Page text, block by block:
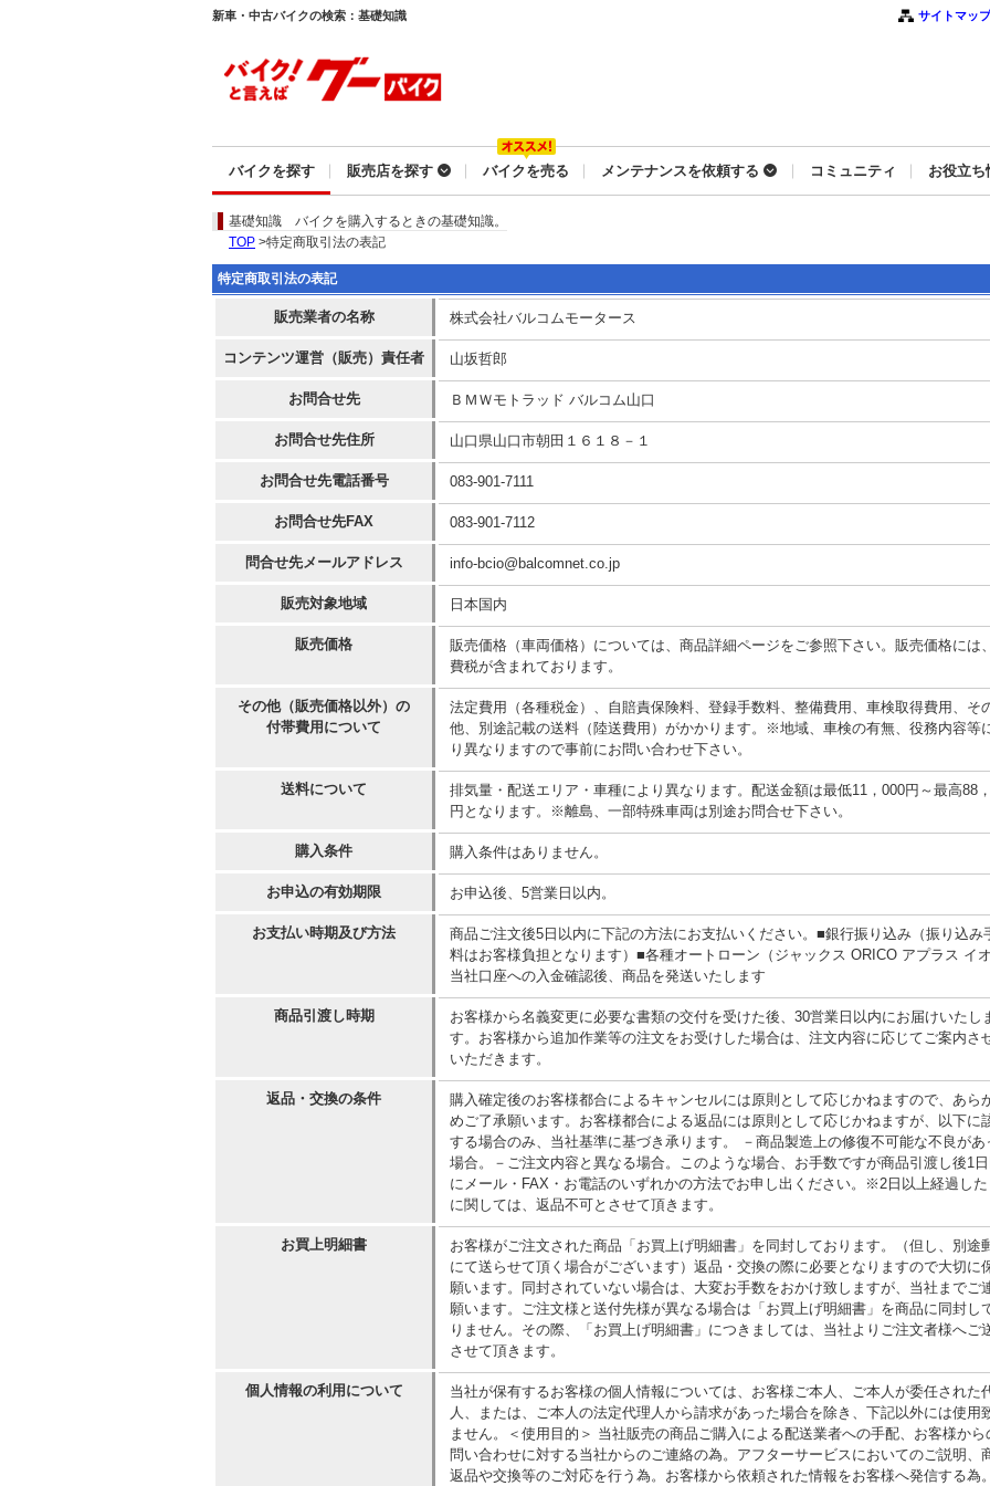
新車・中古バイクの検索：基礎知識 サイトマップ
バイクを探す 販売店を探す バイクを売る メンテナンスを依頼する コミュニティ お役立ち
基礎知識 バイクを購入するときの基礎知識。
TOP >特定商取引法の表記
特定商取引法の表記
販売業者の名称 株式会社バルコムモータース
コンテンツ運営（販売）責任者 山坂哲郎
お問合せ先 ＢＭＷモトラッド バルコム山口
お問合せ先住所 山口県山口市朝田１６１８－１
お問合せ先電話番号 083-901-7111
お問合せ先FAX 083-901-7112
問合せ先メールアドレス info-bcio@balcomnet.co.jp
販売対象地域 日本国内
販売価格
販売価格（車両価格）については、商品詳細ページをご参照下さい。販売価格には
費税が含まれております。
その他（販売価格以外）の
付帯費用について
法定費用（各種税金）、自賠責保険料、登録手数料、整備費用、車検取得費用、そ
他、別途記載の送料（陸送費用）がかかります。※地域、車検の有無、役務内容等
り異なりますので事前にお問い合わせ下さい。
送料について
排気量・配送エリア・車種により異なります。配送金額は最低11，000円～最高88
円となります。※離島、一部特殊車両は別途お問合せ下さい。
購入条件 購入条件はありません。
お申込の有効期限 お申込後、5営業日以内。
お支払い時期及び方法
商品ご注文後5日以内に下記の方法にお支払いください。■銀行振り込み（振り込み
料はお客様負担となります）■各種オートローン（ジャックス ORICO アプラス イオ
当社口座への入金確認後、商品を発送いたします
商品引渡し時期
お客様から名義変更に必要な書類の交付を受けた後、30営業日以内にお届けいたし
す。お客様から追加作業等の注文をお受けした場合は、注文内容に応じてご案内さ
いただきます。
返品・交換の条件
購入確定後のお客様都合によるキャンセルには原則として応じかねますので、あら
めご了承願います。お客様都合による返品には原則として応じかねますが、以下に
する場合のみ、当社基準に基づき承ります。 －商品製造上の修復不可能な不良があ
場合。－ご注文内容と異なる場合。このような場合、お手数ですが商品引渡し後1
にメール・FAX・お電話のいずれかの方法でお申し出ください。※2日以上経過し
に関しては、返品不可とさせて頂きます。
お買上明細書
お客様がご注文された商品「お買上げ明細書」を同封しております。（但し、別途
にて送らせて頂く場合がございます）返品・交換の際に必要となりますので大切に
願います。同封されていない場合は、大変お手数をおかけ致しますが、当社までご
願います。ご注文様と送付先様が異なる場合は「お買上げ明細書」を商品に同封し
りません。その際、「お買上げ明細書」につきましては、当社よりご注文者様へご
させて頂きます。
個人情報の利用について
当社が保有するお客様の個人情報については、お客様ご本人、ご本人が委任された
人、または、ご本人の法定代理人から請求があった場合を除き、下記以外には使用
ません。＜使用目的＞ 当社販売の商品ご購入による配送業者への手配、お客様から
問い合わせに対する当社からのご連絡の為。アフターサービスにおいてのご説明、
返品や交換等のご対応を行う為。お客様から依頼された情報をお客様へ発信する為